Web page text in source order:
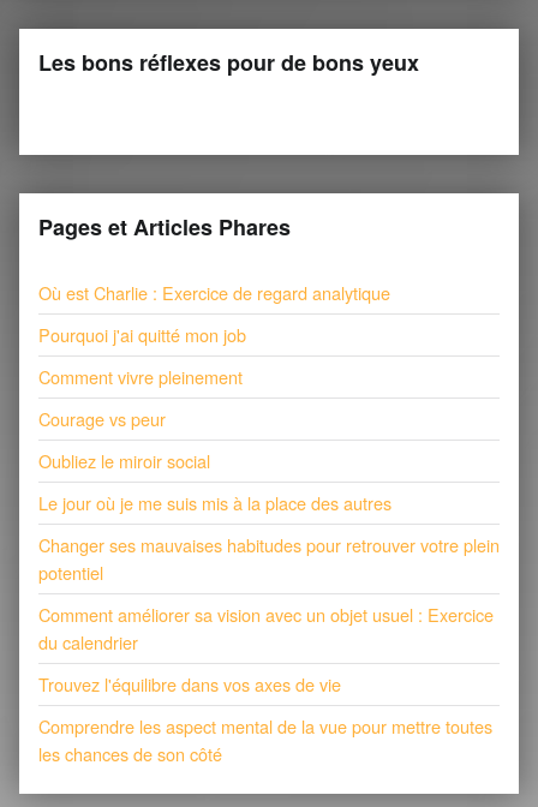
Les bons réflexes pour de bons yeux
Pages et Articles Phares
Où est Charlie : Exercice de regard analytique
Pourquoi j'ai quitté mon job
Comment vivre pleinement
Courage vs peur
Oubliez le miroir social
Le jour où je me suis mis à la place des autres
Changer ses mauvaises habitudes pour retrouver votre plein
potentiel
Comment améliorer sa vision avec un objet usuel : Exercice
du calendrier
Trouvez l'équilibre dans vos axes de vie
Comprendre les aspect mental de la vue pour mettre toutes
les chances de son côté